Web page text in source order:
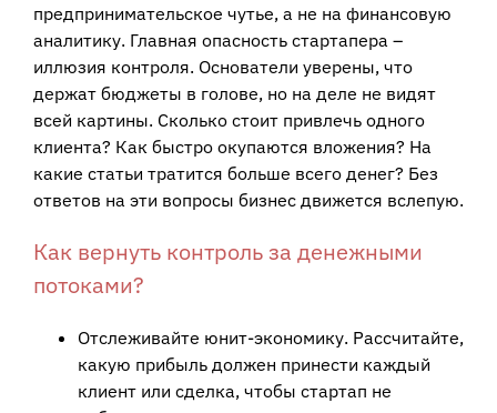
предпринимательское чутье, а не на финансовую
аналитику. Главная опасность стартапера –
иллюзия контроля. Основатели уверены, что
держат бюджеты в голове, но на деле не видят
всей картины. Сколько стоит привлечь одного
клиента? Как быстро окупаются вложения? На
какие статьи тратится больше всего денег? Без
ответов на эти вопросы бизнес движется вслепую.
Как вернуть контроль за денежными
потоками?
Отслеживайте юнит-экономику. Рассчитайте,
какую прибыль должен принести каждый
клиент или сделка, чтобы стартап не